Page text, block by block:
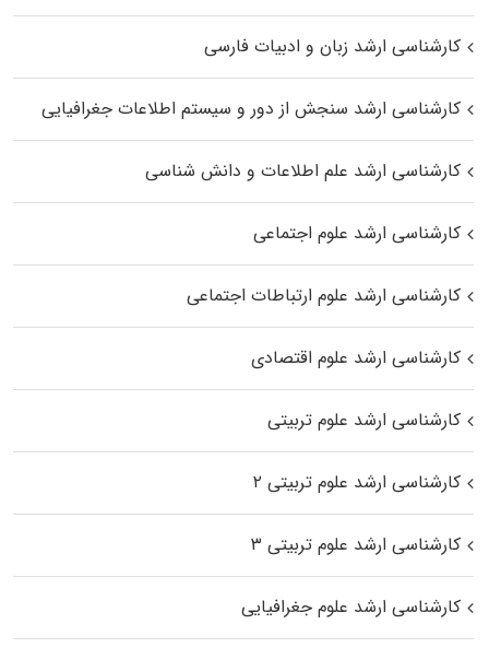
کارشناسی ارشد زبان و ادبیات فارسی
کارشناسی ارشد سنجش از دور و سیستم اطلاعات جغرافیایی
کارشناسی ارشد علم اطلاعات و دانش شناسی
کارشناسی ارشد علوم اجتماعی
کارشناسی ارشد علوم ارتباطات اجتماعی
کارشناسی ارشد علوم اقتصادی
کارشناسی ارشد علوم تربیتی
کارشناسی ارشد علوم تربیتی ۲
کارشناسی ارشد علوم تربیتی ۳
کارشناسی ارشد علوم جغرافیایی